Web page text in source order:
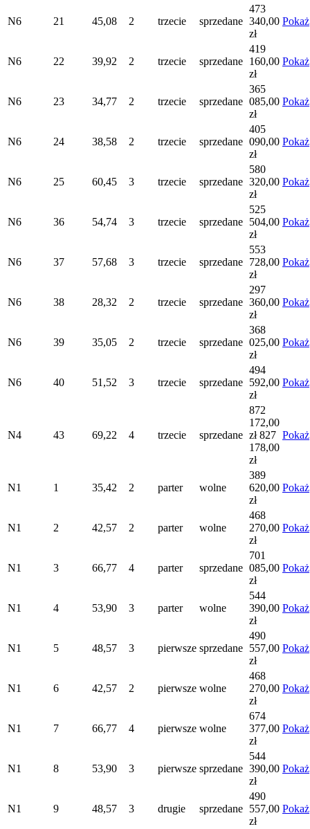
N6 21 45,08 2 trzecie sprzedane
473
340,00
zł
Pokaż
N6 22 39,92 2 trzecie sprzedane
419
160,00
zł
Pokaż
N6 23 34,77 2 trzecie sprzedane
365
085,00
zł
Pokaż
N6 24 38,58 2 trzecie sprzedane
405
090,00
zł
Pokaż
N6 25 60,45 3 trzecie sprzedane
580
320,00
zł
Pokaż
N6 36 54,74 3 trzecie sprzedane
525
504,00
zł
Pokaż
N6 37 57,68 3 trzecie sprzedane
553
728,00
zł
Pokaż
N6 38 28,32 2 trzecie sprzedane
297
360,00
zł
Pokaż
N6 39 35,05 2 trzecie sprzedane
368
025,00
zł
Pokaż
N6 40 51,52 3 trzecie sprzedane
494
592,00
zł
Pokaż
N4 43 69,22 4 trzecie sprzedane
872
172,00
zł827
178,00
zł
Pokaż
N1 1 35,42 2 parter wolne
389
620,00
zł
Pokaż
N1 2 42,57 2 parter wolne
468
270,00
zł
Pokaż
N1 3 66,77 4 parter sprzedane
701
085,00
zł
Pokaż
N1 4 53,90 3 parter wolne
544
390,00
zł
Pokaż
N1 5 48,57 3 pierwsze sprzedane
490
557,00
zł
Pokaż
N1 6 42,57 2 pierwsze wolne
468
270,00
zł
Pokaż
N1 7 66,77 4 pierwsze wolne
674
377,00
zł
Pokaż
N1 8 53,90 3 pierwsze sprzedane
544
390,00
zł
Pokaż
N1 9 48,57 3 drugie sprzedane
490
557,00
zł
Pokaż